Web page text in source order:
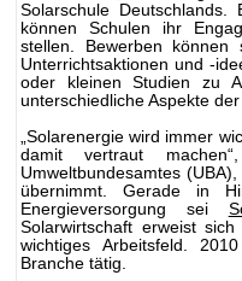
Solarschule Deutschlands.
können Schulen ihr
stellen. Bewerben können
Unterrichtsaktionen und -
oder kleinen Studien zu
unterschiedliche Aspekte
„Solarenergie wird immer
damit vertraut
Umweltbundesamtes
übernimmt. Gerade in
Energieversorgung sei
Solarwirtschaft erweist
wichtiges Arbeitsfeld.
Branche tätig.